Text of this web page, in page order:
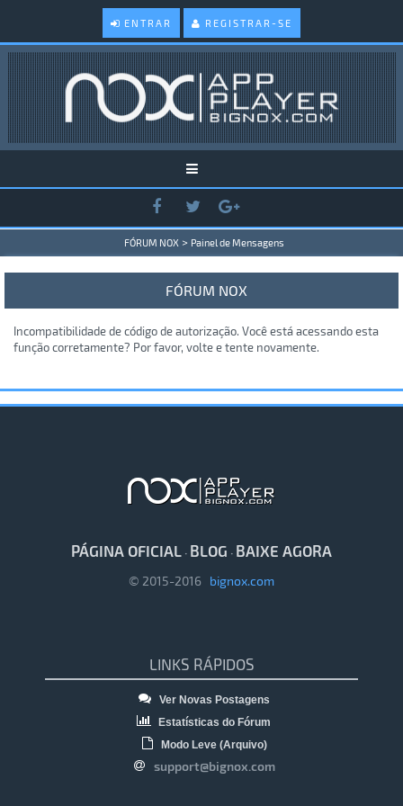
ENTRAR REGISTRAR-SE
FÓRUM NOX > Painel de Mensagens
FÓRUM NOX
Incompatibilidade de código de autorização. Você está acessando esta
função corretamente? Por favor, volte e tente novamente.
PÁGINA OFICIAL · BLOG · BAIXE AGORA
© 2015-2016 bignox.com
LINKS RÁPIDOS
Ver Novas Postagens
Estatísticas do Fórum
Modo Leve (Arquivo)
support@bignox.com